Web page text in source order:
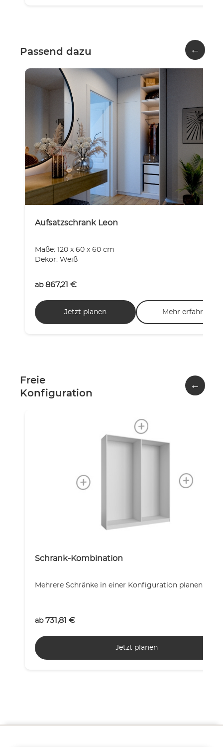
Passend dazu
Aufsatzschrank Leon
Maße: 120 x 60 x 60 cm
Dekor: Weiß
ab 867,21 €
Jetzt planen Mehr erfahren
←
Freie
Konfiguration
Schrank-Kombination
Mehrere Schränke in einer Konfiguration planen!
ab 731,81 €
Jetzt planen
←